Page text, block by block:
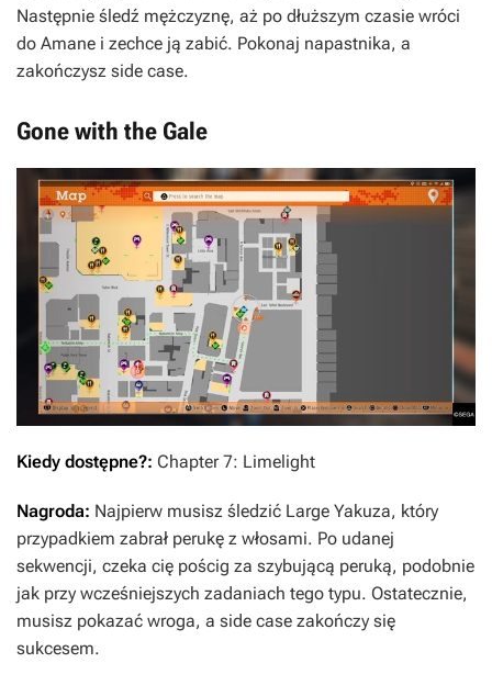
Następnie śledź mężczyznę, aż po dłuższym czasie wróci
do Amane i zechce ją zabić. Pokonaj napastnika, a
zakończysz side case.
Gone with the Gale
Kiedy dostępne?: Chapter 7: Limelight
Nagroda: Najpierw musisz śledzić Large Yakuza, który
przypadkiem zabrał perukę z włosami. Po udanej
sekwencji, czeka cię pościg za szybującą peruką, podobnie
jak przy wcześniejszych zadaniach tego typu. Ostatecznie,
musisz pokazać wroga, a side case zakończy się
sukcesem.